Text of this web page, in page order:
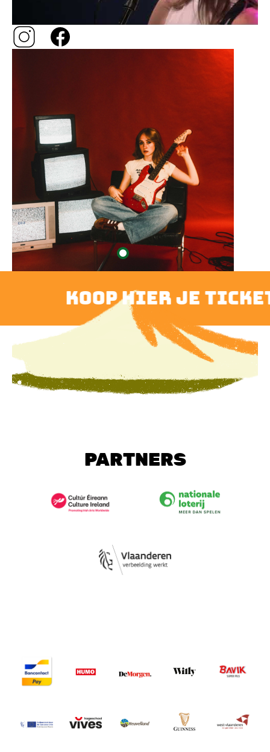
koop hier je ticket
PARTNERS
Image Image
Image
Image
Image Image Image Image
Image Image Image Image Image